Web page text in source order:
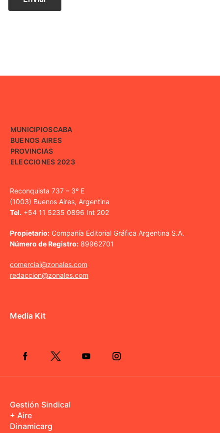
MUNICIPIOSCABA
BUENOS AIRES
PROVINCIAS
ELECCIONES 2023
Reconquista 737 – 3º E
(1003) Buenos Aires, Argentina
Tel. +54 11 5235 0896 Int 202
Propietario: Compañía Editorial Gráfica Argentina S.A.
Número de Registro: 89962701
comercial@zonales.com
redaccion@zonales.com
Media Kit
Gestión Sindical
+ Aire
Dinamicarg